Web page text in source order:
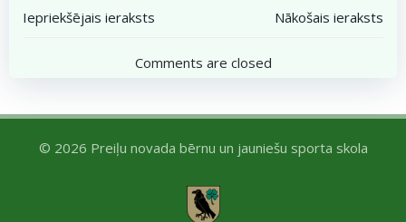
Post
navigation
Iepriekšējais ieraksts
navigation
Nākošais ieraksts
Comments are closed
© 2026 Preiļu novada bērnu un jauniešu sporta skola